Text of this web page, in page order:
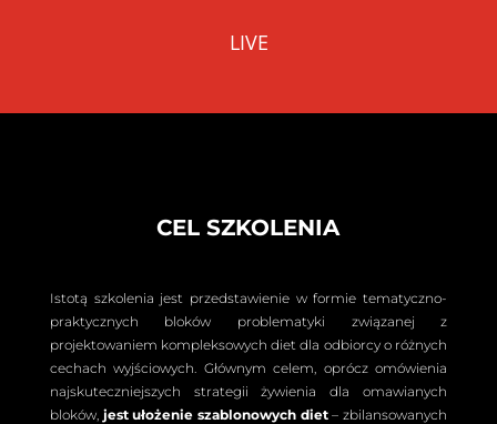
LIVE
CEL SZKOLENIA
Istotą szkolenia jest przedstawienie w formie tematyczno-
praktycznych bloków problematyki związanej z
projektowaniem kompleksowych diet dla odbiorcy o różnych
cechach wyjściowych. Głównym celem, oprócz omówienia
najskuteczniejszych strategii żywienia dla omawianych
bloków, jest ułożenie szablonowych diet– zbilansowanych